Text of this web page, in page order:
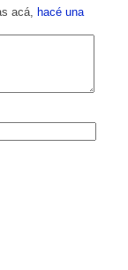
acá, hacé una